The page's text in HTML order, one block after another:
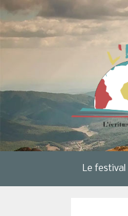
Aller
au
contenu
Le festival